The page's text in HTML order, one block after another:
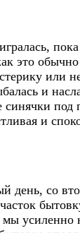
это
или
и
под
и
день, со
усиленно